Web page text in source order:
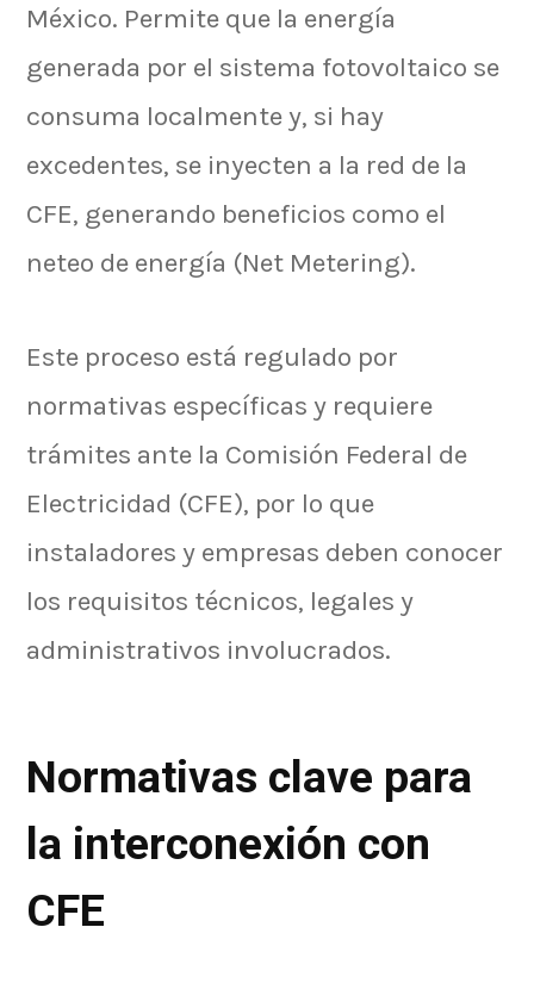
México. Permite que la energía
generada por el sistema fotovoltaico se
consuma localmente y, si hay
excedentes, se inyecten a la red de la
CFE, generando beneficios como el
neteo de energía (Net Metering).
Este proceso está regulado por
normativas específicas y requiere
trámites ante la Comisión Federal de
Electricidad (CFE), por lo que
instaladores y empresas deben conocer
los requisitos técnicos, legales y
administrativos involucrados.
Normativas clave para
la interconexión con
CFE